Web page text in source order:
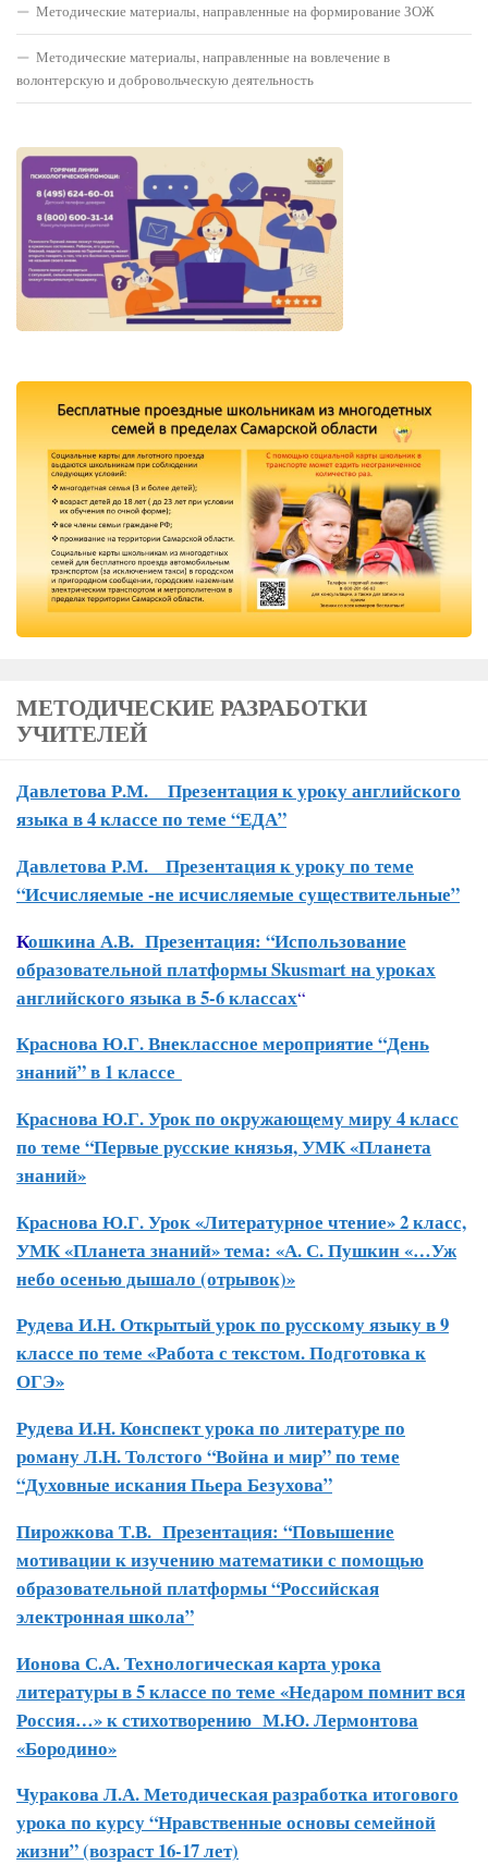
МЕТОДИЧЕСКИЕ РАЗРАБОТКИ
УЧИТЕЛЕЙ
Давлетова Р.М.
Презентация к уроку английского
языка в 4 классе по теме “ЕДА”
Давлетова Р.М. Презентация к уроку по теме
“Исчисляемые -не исчисляемые существительные”
Кошкина А.В. Презентация: “Использование
образовательной платформы Skusmart на уроках
английского языка в 5-6 классах“
Краснова Ю.Г. Внеклассное мероприятие “День
знаний” в 1 классе
Краснова Ю.Г. Урок по окружающему миру 4 класс
по теме “Первые русские князья, УМК «Планета
знаний»
Краснова Ю.Г. Урок «Литературное чтение» 2 класс,
УМК «Планета знаний» тема: «А. С. Пушкин «…Уж
небо осенью дышало (отрывок)»
Рудева И.Н. Открытый урок по русскому языку в 9
классе по теме «Работа с текстом. Подготовка к
ОГЭ»
Рудева И.Н. Конспект урока по литературе по
роману Л.Н. Толстого “Война и мир” по теме
“Духовные искания Пьера Безухова”
Пирожкова Т.В. Презентация: “Повышение
мотивации к изучению математики с помощью
образовательной платформы “Российская
электронная школа”
Ионова С.А.Технологическая карта урока
литературы в 5 классе по теме «Недаром помнит вся
Россия…» к стихотворению М.Ю. Лермонтова
«Бородино»
Чуракова Л.А. Методическая разработка итогового
урока по курсу “Нравственные основы семейной
жизни” (возраст 16-17 лет)
Методические материалы, направленные на формирование ЗОЖ
Методические материалы, направленные на вовлечение в
волонтерскую и добровольческую деятельность